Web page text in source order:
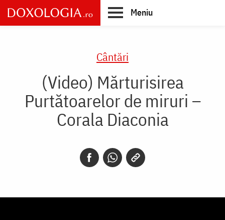
Skip
to
main
Meniu
Cântări
(Video) Mărturisirea
Purtătoarelor de miruri –
Corala Diaconia